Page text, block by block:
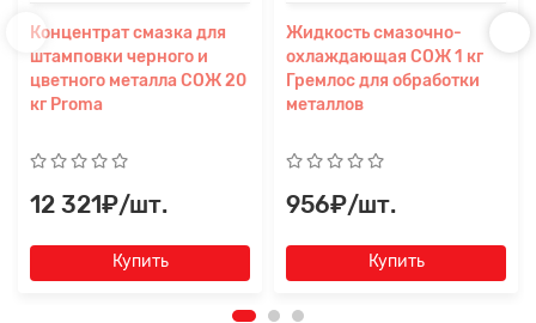
Концентрат смазка для
штамповки черного и
цветного металла СОЖ 20
кг Proma
12 321₽/шт.
Купить
Жидкость смазочно-
охлаждающая СОЖ 1 кг
Гремлос для обработки
металлов
956₽/шт.
Купить